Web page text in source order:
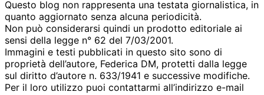
Questo blog non rappresenta una testata giornalistica, in
quanto aggiornato senza alcuna periodicità.
Non può considerarsi quindi un prodotto editoriale ai
sensi della legge n° 62 del 7/03/2001.
Immagini e testi pubblicati in questo sito sono di
proprietà dell’autore, Federica DM, protetti dalla legge
sul diritto d’autore n. 633/1941 e successive modifiche.
Per il loro utilizzo puoi contattarmi all’indirizzo e-mail